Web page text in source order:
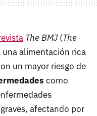
The BMJ(The
una alimentación rica
un mayor riesgo de
como
afectando por